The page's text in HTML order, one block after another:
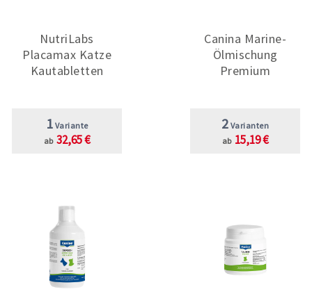
NutriLabs
Placamax Katze
Kautabletten
1 Variante
ab 32,65 €
Canina Marine-
Ölmischung
Premium
2 Varianten
ab 15,19 €